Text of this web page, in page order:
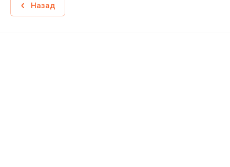
Назад